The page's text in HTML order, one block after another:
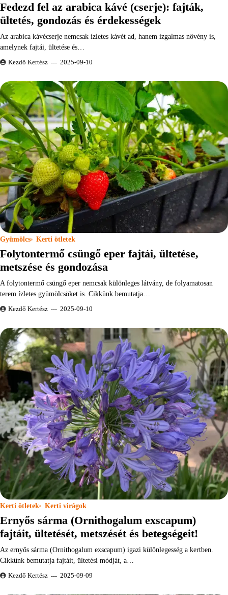
Fedezd fel az arabica kávé (cserje): fajták,
ültetés, gondozás és érdekességek
Az arabica kávécserje nemcsak ízletes kávét ad, hanem izgalmas növény is,
amelynek fajtái, ültetése és…
Kezdő Kertész 2025-09-10
Gyümölcs Kerti ötletek
Folytontermő csüngő eper fajtái, ültetése,
metszése és gondozása
A folytontermő csüngő eper nemcsak különleges látvány, de folyamatosan
terem ízletes gyümölcsöket is. Cikkünk bemutatja…
Kezdő Kertész 2025-09-10
Kerti ötletek Kerti virágok
Ernyős sárma (Ornithogalum exscapum)
fajtáit, ültetését, metszését és betegségeit!
Az ernyős sárma (Ornithogalum exscapum) igazi különlegesség a kertben.
Cikkünk bemutatja fajtáit, ültetési módját, a…
Kezdő Kertész 2025-09-09